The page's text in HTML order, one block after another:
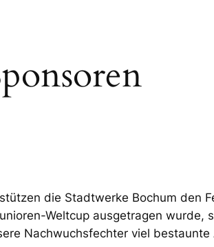
die Stadtwerke Bochum den
Weltcup ausgetragen wurde,
Nachwuchsfechter viel